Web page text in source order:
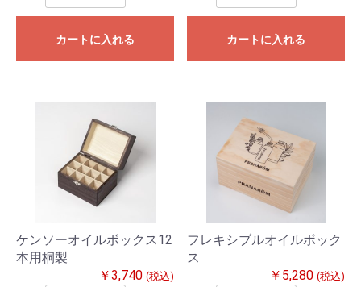
カートに入れる カートに入れる
ケンソーオイルボックス12
本用桐製
￥3,740 (税込)
フレキシブルオイルボック
ス
￥5,280 (税込)